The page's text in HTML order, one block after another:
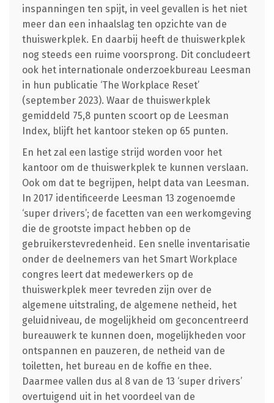
inspanningen ten spijt, in veel gevallen is het niet
meer dan een inhaalslag ten opzichte van de
thuiswerkplek. En daarbij heeft de thuiswerkplek
nog steeds een ruime voorsprong. Dit concludeert
ook het internationale onderzoekbureau Leesman
in hun publicatie ‘The Workplace Reset’
(september 2023). Waar de thuiswerkplek
gemiddeld 75,8 punten scoort op de Leesman
Index, blijft het kantoor steken op 65 punten.
En het zal een lastige strijd worden voor het
kantoor om de thuiswerkplek te kunnen verslaan.
Ook om dat te begrijpen, helpt data van Leesman.
In 2017 identificeerde Leesman 13 zogenoemde
‘super drivers’; de facetten van een werkomgeving
die de grootste impact hebben op de
gebruikerstevredenheid. Een snelle inventarisatie
onder de deelnemers van het Smart Workplace
congres leert dat medewerkers op de
thuiswerkplek meer tevreden zijn over de
algemene uitstraling, de algemene netheid, het
geluidniveau, de mogelijkheid om geconcentreerd
bureauwerk te kunnen doen, mogelijkheden voor
ontspannen en pauzeren, de netheid van de
toiletten, het bureau en de koffie en thee.
Daarmee vallen dus al 8 van de 13 ‘super drivers’
overtuigend uit in het voordeel van de